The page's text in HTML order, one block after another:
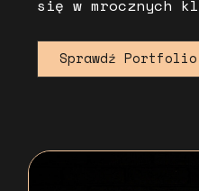
się w mrocznych
Sprawdź Portfolio